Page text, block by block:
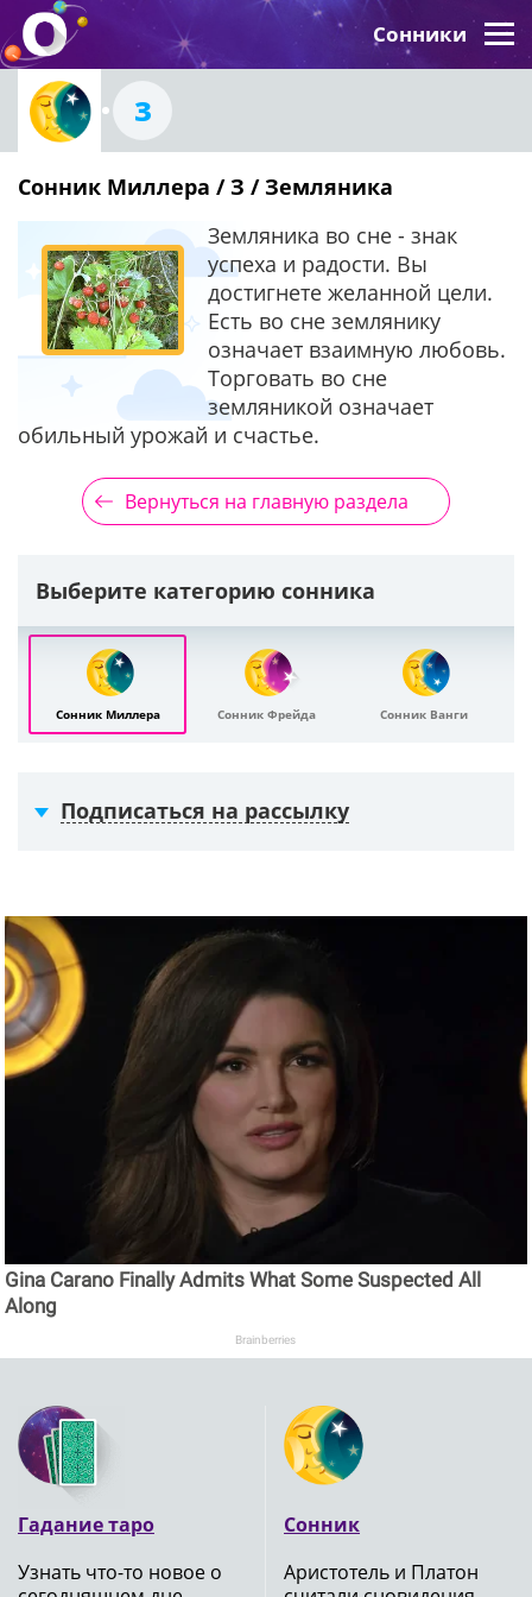
Сонники
З
Сонник Миллера / З / Земляника
Земляника во сне - знак
успеха и радости. Вы
достигнете желанной цели.
Есть во сне землянику
означает взаимную любовь.
Торговать во сне
земляникой означает
обильный урожай и счастье.
Вернуться на главную раздела
Выберите категорию сонника
Сонник Миллера Сонник Фрейда Сонник Ванги
Подписаться на рассылку
Gina Carano Finally Admits What Some Suspected All
Along
Brainberries
Гадание таро
Узнать что-то новое о
Сонник
Аристотель и Платон